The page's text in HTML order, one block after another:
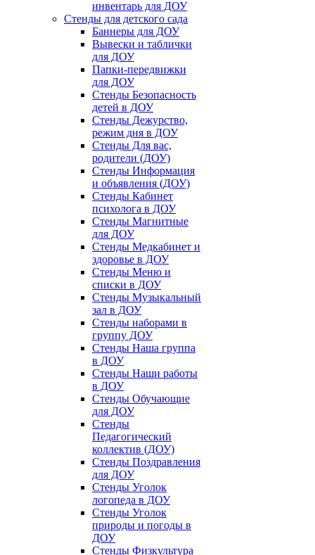
инвентарь для ДОУ
Стенды для детского сада
Баннеры для ДОУ
Вывески и таблички
для ДОУ
Папки-передвижки
для ДОУ
Стенды Безопасность
детей в ДОУ
Стенды Дежурство,
режим дня в ДОУ
Стенды Для вас,
родители (ДОУ)
Стенды Информация
и объявления (ДОУ)
Стенды Кабинет
психолога в ДОУ
Стенды Магнитные
для ДОУ
Стенды Медкабинет и
здоровье в ДОУ
Стенды Меню и
списки в ДОУ
Стенды Музыкальный
зал в ДОУ
Стенды наборами в
группу ДОУ
Стенды Наша группа
в ДОУ
Стенды Наши работы
в ДОУ
Стенды Обучающие
для ДОУ
Стенды
Педагогический
коллектив (ДОУ)
Стенды Поздравления
для ДОУ
Стенды Уголок
логопеда в ДОУ
Стенды Уголок
природы и погоды в
ДОУ
Стенды Физкультура